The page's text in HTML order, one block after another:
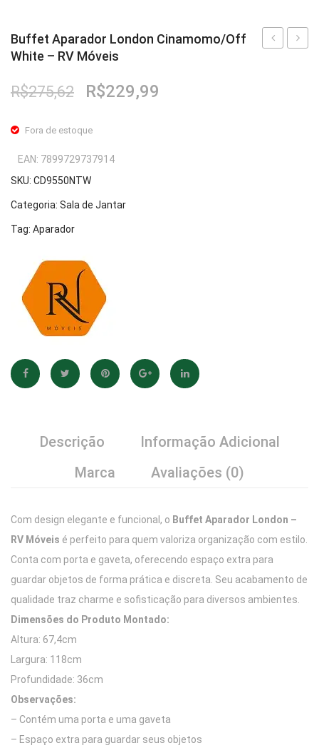
Buffet Aparador London Cinamomo/Off
White – RV Móveis
R$275,62
O
original
R$275,62.
R$229,99
Fora de estoque
SKU: CD9550NTW
Categoria: Sala de Jantar
Tag: Aparador
EAN: 7899729737914
Descrição
Informação Adicional
Marca
Avaliações (0)
Com design elegante e funcional, o Buffet Aparador London –
RV Móveis é perfeito para quem valoriza organização com estilo.
Conta com porta e gaveta, oferecendo espaço extra para
guardar objetos de forma prática e discreta. Seu acabamento de
qualidade traz charme e sofisticação para diversos ambientes.
Dimensões do Produto Montado:
Altura: 67,4cm
Largura: 118cm
Profundidade: 36cm
Observações:
– Contém uma porta e uma gaveta
– Espaço extra para guardar seus objetos